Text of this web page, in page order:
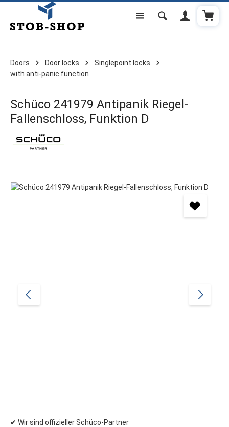
Skip to main content
Doors Door locks
Singlepoint locks
with anti-panic function
Schüco 241979 Antipanik Riegel-
Fallenschloss, Funktion D
Skip image gallery
✔ Wir sind offizieller Schüco-Partner